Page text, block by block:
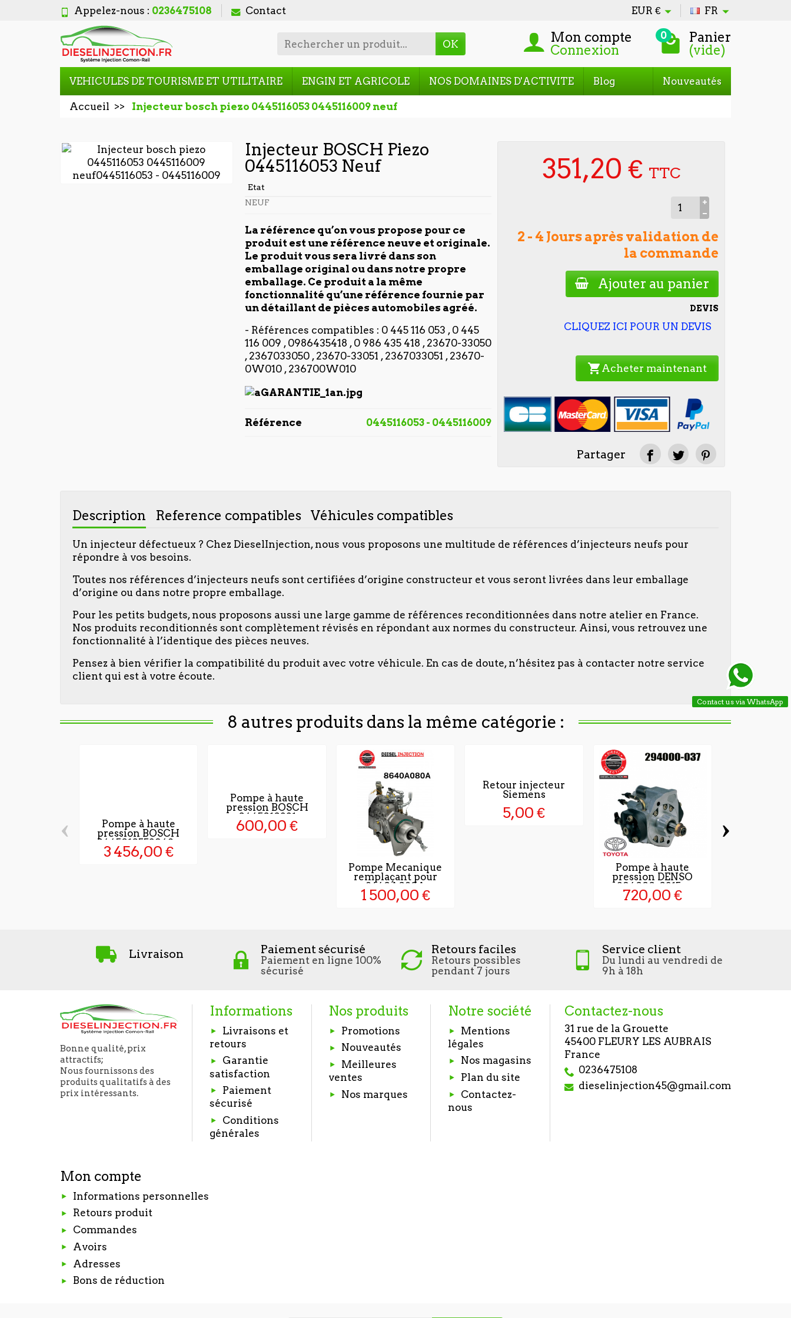
Appelez-nous : 0236475108 Contact EUR € FR
OK Mon compte
Connexion
0 Panier
(vide)
VEHICULES DE TOURISME ET UTILITAIRE ENGIN ET AGRICOLE NOS DOMAINES D'ACTIVITE Blog Nouveautés
Accueil Injecteur bosch piezo 0445116053 0445116009 neuf
Injecteur BOSCH Piezo
0445116053 Neuf
Etat
NEUF
La référence qu’on vous propose pour ce
produit est une référence neuve et originale.
Le produit vous sera livré dans son
emballage original ou dans notre propre
emballage. Ce produit a la même
fonctionnalité qu’une référence fournie par
un détaillant de pièces automobiles agréé.
- Références compatibles : 0 445 116 053 , 0 445
116 009 , 0986435418 , 0 986 435 418 , 23670-33050
, 2367033050 , 23670-33051 , 2367033051 , 23670-
0W010 , 236700W010
Référence 0445116053 - 0445116009
351,20 € TTC
2 - 4 Jours après validation de
la commande
Ajouter au panier
DEVIS
CLIQUEZ ICI POUR UN DEVIS
shopping_cart Acheter maintenant
Partager
Description Reference compatibles Véhicules compatibles
Un injecteur défectueux ? Chez DieselInjection, nous vous proposons une multitude de références d’injecteurs neufs pour
répondre à vos besoins.
Toutes nos références d’injecteurs neufs sont certifiées d’origine constructeur et vous seront livrées dans leur emballage
d’origine ou dans notre propre emballage.
Pour les petits budgets, nous proposons aussi une large gamme de références reconditionnées dans notre atelier en France.
Nos produits reconditionnés sont complètement révisés en répondant aux normes du constructeur. Ainsi, vous retrouvez une
fonctionnalité à l’identique des pièces neuves.
Pensez à bien vérifier la compatibilité du produit avec votre véhicule. En cas de doute, n’hésitez pas à contacter notre service
client qui est à votre écoute.
8 autres produits dans la même catégorie :
Pompe à haute
pression BOSCH
0445010553948...
3 456,00 €
Pompe à haute
pression BOSCH
0445010321
600,00 €
Pompe Mecanique
remplaçant pour
8640A080A
1 500,00 €
Retour injecteur
Siemens
5,00 €
Pompe à haute
pression DENSO
294000-0315...
720,00 €
‹ ›
Livraison Paiement sécurisé
Paiement en ligne 100%
sécurisé
Retours faciles
Retours possibles
pendant 7 jours
Service client
Du lundi au vendredi de
9h à 18h
Bonne qualité, prix
attractifs;
Nous fournissons des
produits qualitatifs à des
prix intéressants.
Informations
Livraisons et
retours
Garantie
satisfaction
Paiement
sécurisé
Conditions
générales
Nos produits
Promotions
Nouveautés
Meilleures
ventes
Nos marques
Notre société
Mentions
légales
Nos magasins
Plan du site
Contactez-
nous
Contactez-nous
31 rue de la Grouette
45400 FLEURY LES AUBRAIS
France
0236475108
dieselinjection45@gmail.com
Mon compte
Informations personnelles
Retours produit
Commandes
Avoirs
Adresses
Bons de réduction
Contact us via WhatsApp